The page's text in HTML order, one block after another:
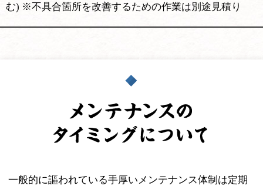
む) ※不具合箇所を改善するための作業は別途見積り
一般的に謳われている手厚いメンテナンス体制は定期